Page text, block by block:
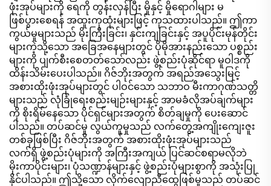
ဖုံးအုပ်များကို ရေကို တွန်းလှန်ပြီး မှိုနှင့် မှိုရောဂါများ မ
ဖြစ်ပွားစေရန် အထူးကုထုံးများဖြင့် ကုသထားပါသည်။ ဤကာ
ကွယ်မှုများသည် မိုးကြီးခြင်း၊ နှင်းကျခြင်းနှင့် အပူပိုင်းမုန်တိုင်း
များကဲ့သို့သော အခြေအနေများတွင် ပိုမိုအားနည်းသော ပစ္စည်း
များကို ပျက်စီးစေတတ်သော်လည်း ဖွဲ့စည်းပုံဆိုင်ရာ မူဝါဒကို
ထိန်းသိမ်းပေးပါသည်။ ဂိဇ်ဘိုးအတွက် အရည်အသွေးမြင့်
အစားထိုးဖုံးအုပ်များတွင် ပါဝင်သော သဘာဝ မီးကာဂုဏ်သတ္တိ
များသည် လုံခြုံရေးစည်းမျဉ်းများနှင့် အာမခံလိုအပ်ချက်များ
ကို စိုးရိမ်နေသော ပိုင်ရှင်များအတွက် စိတ်ချမှုကို ပေးဆောင်
ပါသည်။ တပ်ဆင်မှု လွယ်ကူမှုသည် လက်တွေ့အကျိုးကျေးဇူး
တစ်ခုဖြစ်ပြီး ဂိဇ်ဘိုးအတွက် အစားထိုးဖုံးအုပ်များသည်
လက်ရှိ ဖွဲ့စည်းပုံများကို အကြီးအကျယ် ပြင်ဆင်စရာမလိုဘဲ
မိုးကာပိုင်းများ၊ ပုံသဏ္ဍာန်များနှင့် ဖွဲ့စည်းပုံများစွာကို အသုံးပြု
နိုင်ပါသည်။ ဤသို့သော လိုက်လျောညီထွေဖြစ်မှုသည် တပ်ဆင်